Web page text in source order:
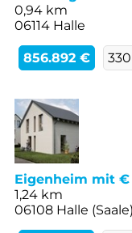
0,94 km
06114 Halle
856.892 €
Eigenheim mit €
1,24 km
06108 Halle